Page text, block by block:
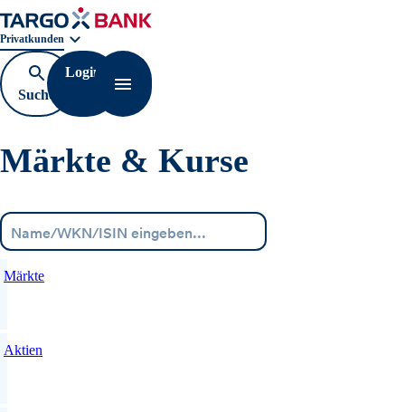
Geschäftsbereichnavigation. Aktuelle Auswahl:
Privatkunden
Suche
öffnen
Login
Navigation öffnen
Märkte & Kurse
Märkte
Aktien